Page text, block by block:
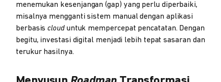
menemukan kesenjangan (gap) yang perlu diperbaiki,
misalnya mengganti sistem manual dengan aplikasi
berbasisclouduntuk mempercepat pencatatan. Dengan
begitu, investasi digital menjadi lebih tepat sasaran dan
terukur hasilnya.